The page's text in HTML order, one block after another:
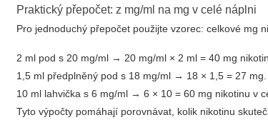
Praktický přepočet: z mg/ml na mg v celé náplni
Pro jednoduchý přepočet použijte vzorec:celkové mg
2 ml pod s 20 mg/ml → 20 mg/ml × 2 ml = 40 mg
1,5 ml předplněný pod s 18 mg/ml → 18 × 1,5 = 27 mg.
10 ml lahvička s 6 mg/ml → 6 × 10 = 60 mg nikotinu v
Tyto výpočty pomáhají porovnávat, kolik nikotinu